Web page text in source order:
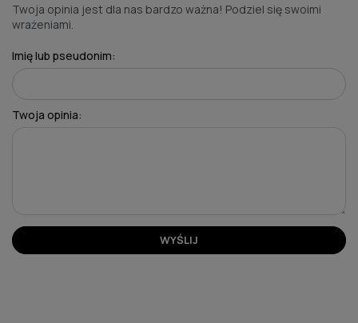
Twoja opinia jest dla nas bardzo ważna! Podziel się swoimi
wrażeniami.
Imię lub pseudonim:
Twoja opinia:
WYŚLIJ